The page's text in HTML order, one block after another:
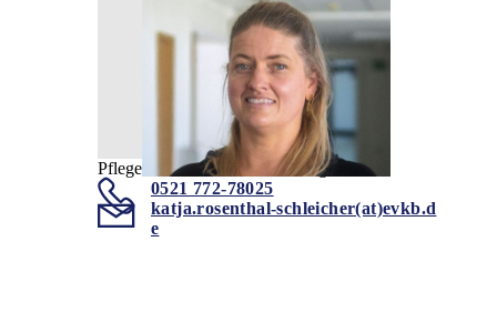
Pflegerische Fachbereichsleitung
0521 772-78025
katja.rosenthal-schleicher(at)evkb.d
e